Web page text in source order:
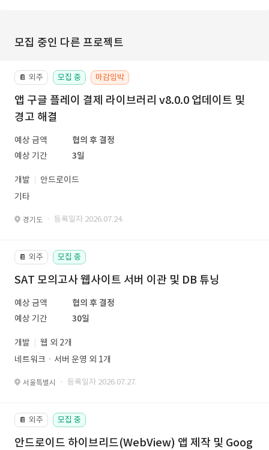
모집 중인 다른 프로젝트
📔 외주 모집 중 마감임박
앱 구글 플레이 결제 라이브러리 v8.0.0 업데이트 및
경고 해결
예상 금액
협의 후 결정
예상 기간
3일
개발
안드로이드
기타
경기도 · 등록일자 2026.07.24.
📔 외주 모집 중
SAT 모의고사 웹사이트 서버 이관 및 DB 튜닝
예상 금액
협의 후 결정
예상 기간
30일
개발
웹 외 2개
네트워크ㆍ서버 운영 외 1개
서울특별시 · 등록일자 2026.07.27.
📔 외주 모집 중
안드로이드 하이브리드(WebView) 앱 제작 및 Goog